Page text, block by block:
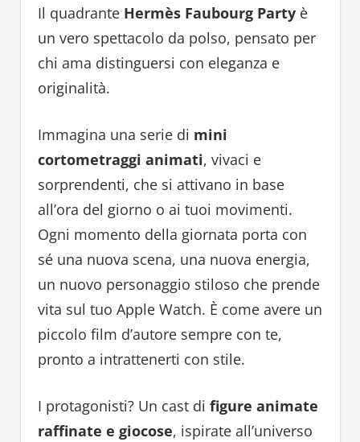
Il quadrante Hermès Faubourg Partyè
un vero spettacolo da polso, pensato per
chi ama distinguersi con eleganza e
originalità.
Immagina una serie di mini
cortometraggi animati, vivaci e
sorprendenti, che si attivano in base
all’ora del giorno o ai tuoi movimenti.
Ogni momento della giornata porta con
sé una nuova scena, una nuova energia,
un nuovo personaggio stiloso che prende
vita sul tuo Apple Watch. È come avere un
piccolo film d’autore sempre con te,
pronto a intrattenerti con stile.
I protagonisti? Un cast di figure animate
raffinate e giocose, ispirate all’universo